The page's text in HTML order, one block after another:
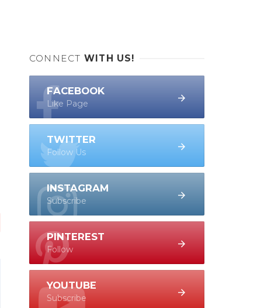
CONNECT WITH US!
FACEBOOK
Like Page
TWITTER
Follow Us
INSTAGRAM
Subscribe
PINTEREST
Follow
YOUTUBE
Subscribe